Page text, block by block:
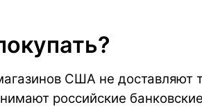
США не доставляют
российские